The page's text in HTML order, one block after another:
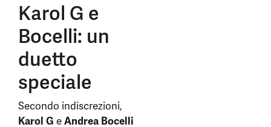
Karol G e
Bocelli: un
duetto
speciale
Secondo indiscrezioni,
Karol G eAndrea Bocelli